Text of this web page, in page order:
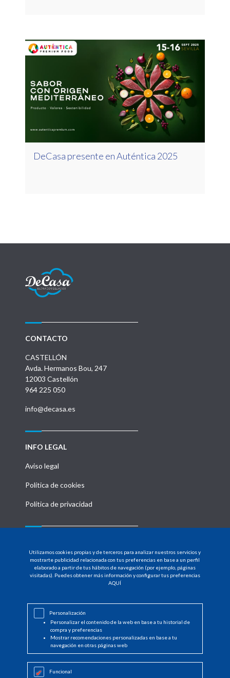
Utilizamos cookies propias y de terceros para analizar nuestros servicios y
mostrarte publicidad relacionada con tus preferencias en base a un perfil
elaborado a partir de tus hábitos de navegación (por ejemplo, páginas
visitadas). Puedes obtener más información y configurar tus preferencias
AQUÍ
Personalización
Personalizar el contenido de la web en base a tu historial de
compra y preferencias
Mostrar recomendaciones personalizadas en base a tu
navegación en otras páginas web
Funcional
DeCasa presente en Auténtica 2025
CONTACTO
CASTELLÓN
Avda. Hermanos Bou, 247
12003 Castellón
964 225 050
info@decasa.es
INFO LEGAL
Aviso legal
Política de cookies
Política de privacidad
HOME
PRODUCTOS
NOTICIAS
CONTACTO
INICIAR SESIÓN